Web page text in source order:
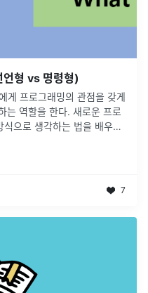
언형 vs 명령형)
게 프로그래밍의 관점을 갖게
는 역할을 한다. 새로운 프로
으로 생각하는 법을 배우고,
7